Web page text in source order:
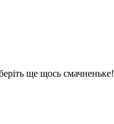
ще щось смачненьке!